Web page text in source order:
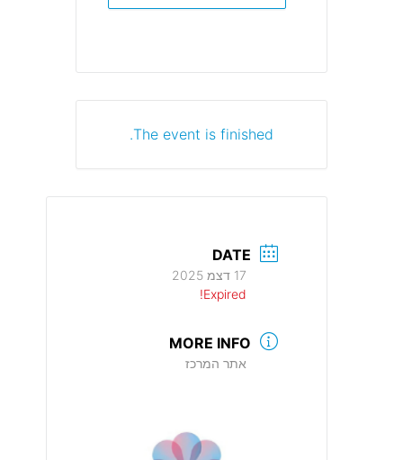
The event is finished.
DATE
17 דצמ 2025
Expired!
MORE INFO
אתר המרכז